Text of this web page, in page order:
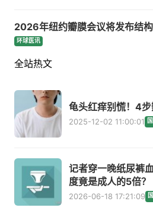
2026年纽约瓣膜会议将发布结
环球医讯
全站热文
龟头红痒别慌！4
2025-12-02 11:00:01
记者穿一晚纸尿裤
度竟是成人的5倍？
2026-06-18 17:21:09